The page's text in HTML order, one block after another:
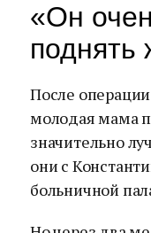
«Он
поднять
После
молодая мама
значительно
они с
больничной